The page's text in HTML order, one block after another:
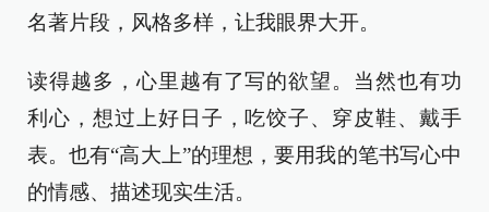
名著片段，风格多样，让我眼界大开。
读得越多，心里越有了写的欲望。当然也有功
利心，想过上好日子，吃饺子、穿皮鞋、戴手
表。也有“高大上”的理想，要用我的笔书写心中
的情感、描述现实生活。